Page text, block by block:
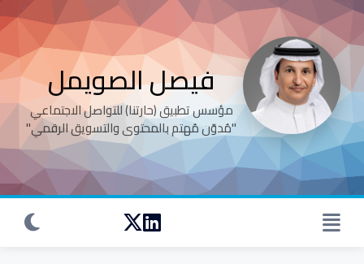
Skip
content
فيصل الصويمل
‏‏‏‏‏‏‏‏‏‏‏مؤسس تطبيق (حارتنا) للتواصل الاجتماعي
"مُدوّن مُهتم بالمحتوى والتسويق الرقمي"